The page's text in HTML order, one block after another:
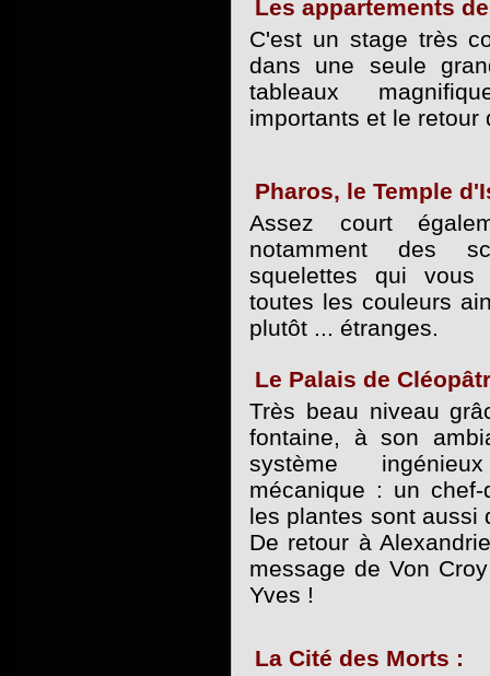
Les appartements
C'est un stage très
dans une seule
tableaux
importants et le retour
Pharos, le Temple
Assez court
notamment des
squelettes qui
toutes les couleurs
plutôt ... étranges.
Le Palais de
Très beau niveau
fontaine, à son
système
mécanique : un
les plantes sont aussi
De retour à
message de Von
Yves !
La Cité des Morts :